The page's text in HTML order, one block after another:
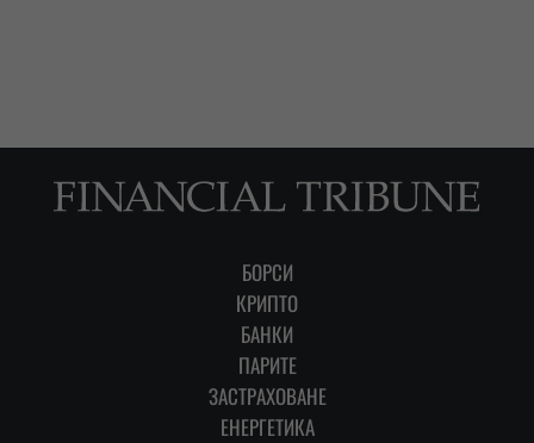
БОРСИ
КРИПТО
БАНКИ
ПАРИТЕ
ЗАСТРАХОВАНЕ
ЕНЕРГЕТИКА